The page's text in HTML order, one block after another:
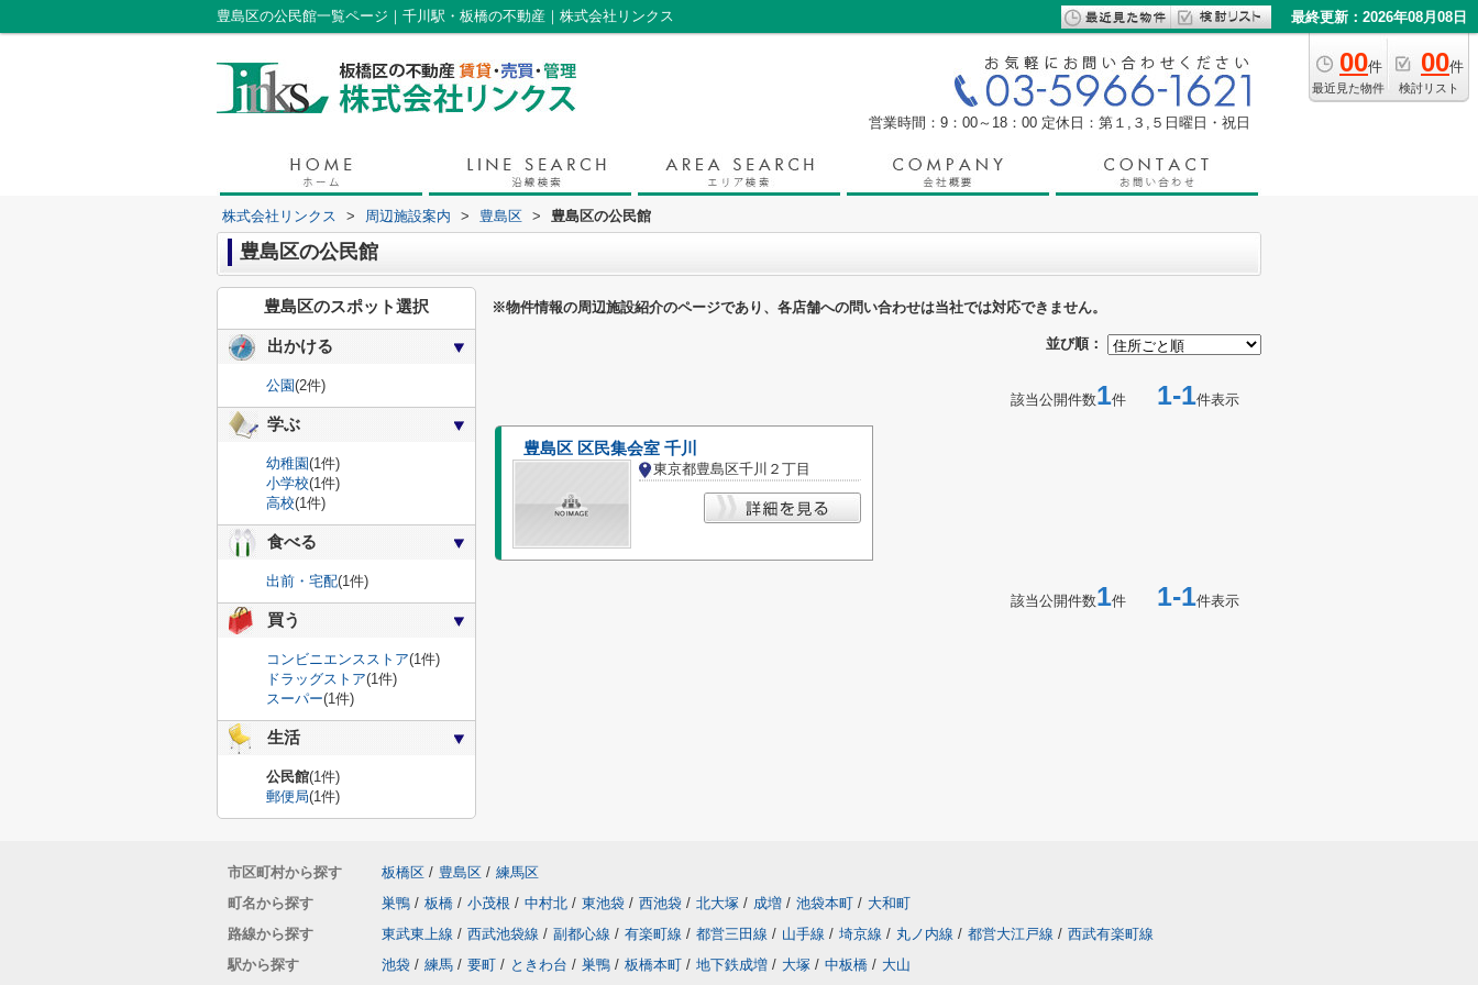
豊島区の公民館一覧ページ｜千川駅・板橋の不動産｜株式会社リンクス 最終更新：2026年08月08日
00件
最近見た物件
00件
検討リスト
営業時間：9：00～18：00 定休日：第１,３,５日曜日・祝日
株式会社リンクス > 周辺施設案内 > 豊島区 > 豊島区の公民館
豊島区の公民館
※物件情報の周辺施設紹介のページであり、各店舗への問い合わせは当社では対応できません。
並び順：
該当公開件数1件 1-1件表示
豊島区 区民集会室 千川
東京都豊島区千川２丁目
該当公開件数1件 1-1件表示
豊島区のスポット選択
出かける
公園(2件)
学ぶ
幼稚園(1件)
小学校(1件)
高校(1件)
食べる
出前・宅配(1件)
買う
コンビニエンスストア(1件)
ドラッグストア(1件)
スーパー(1件)
生活
公民館(1件)
郵便局(1件)
市区町村から探す 板橋区 / 豊島区 / 練馬区
町名から探す
巣鴨 / 板橋 / 小茂根 / 中村北 / 東池袋 / 西池袋 / 北大塚 / 成増 / 池袋本町 / 大和町
路線から探す
東武東上線 / 西武池袋線 / 副都心線 / 有楽町線 / 都営三田線 / 山手線 / 埼京線 / 丸ノ内線 / 都営大江戸線 / 西武有楽町線
駅から探す
池袋 / 練馬 / 要町 / ときわ台 / 巣鴨 / 板橋本町 / 地下鉄成増 / 大塚 / 中板橋 / 大山